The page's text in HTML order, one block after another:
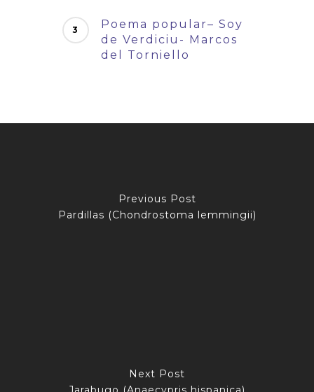
Poema popular– Soy
de Verdiciu- Marcos
del Torniello
Previous Post
Pardillas (Chondrostoma lemmingii)
Next Post